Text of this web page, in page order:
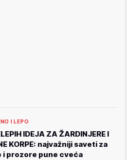
I LEPO
IDEJA ZA ŽARDINJERE I
KORPE: najvažniji saveti za
i prozore pune cveća